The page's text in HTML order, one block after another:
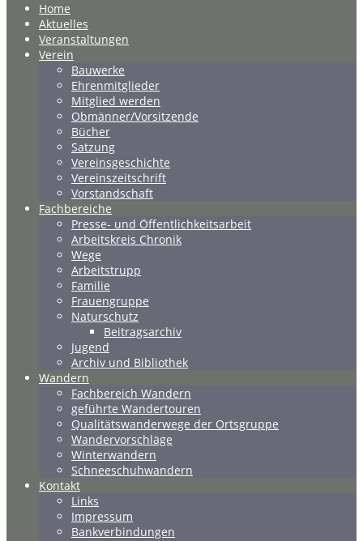
Home
Aktuelles
Veranstaltungen
Verein
Bauwerke
Ehrenmitglieder
Mitglied werden
Obmänner/Vorsitzende
Bücher
Satzung
Vereinsgeschichte
Vereinszeitschrift
Vorstandschaft
Fachbereiche
Presse- und Öffentlichkeitsarbeit
Arbeitskreis Chronik
Wege
Arbeitstrupp
Familie
Frauengruppe
Naturschutz
Beitragsarchiv
Jugend
Archiv und Bibliothek
Wandern
Fachbereich Wandern
geführte Wandertouren
Qualitätswanderwege der Ortsgruppe
Wandervorschläge
Winterwandern
Schneeschuhwandern
Kontakt
Links
Impressum
Bankverbindungen